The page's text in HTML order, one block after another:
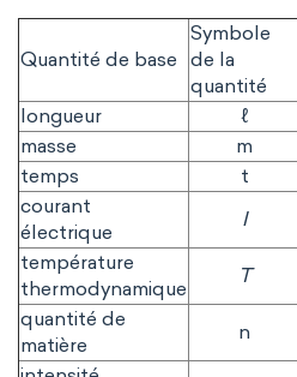
Quantité de base
Symbole
de la
quantité
longueur
ℓ
masse
m
temps
t
courant
électrique
I
température
thermodynamique
T
quantité de
matière
n